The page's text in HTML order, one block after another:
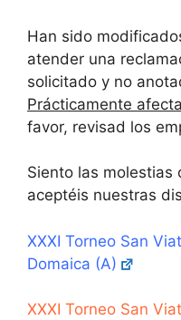
Han sido
atender una
solicitado y no
Prácticamente
favor, revisad los
Siento las molestias
aceptéis nuestras
XXXI Torneo San
Domaica (A)
XXXI Torneo San